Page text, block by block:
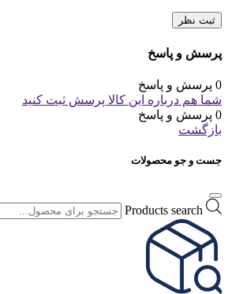
ثبت نظر
پرسش و پاسخ
0 پرسش و پاسخ
شما هم درباره این کالا پرسش ثبت کنید
0 پرسش و پاسخ
بازگشت
جست و جو محصولات
Products search